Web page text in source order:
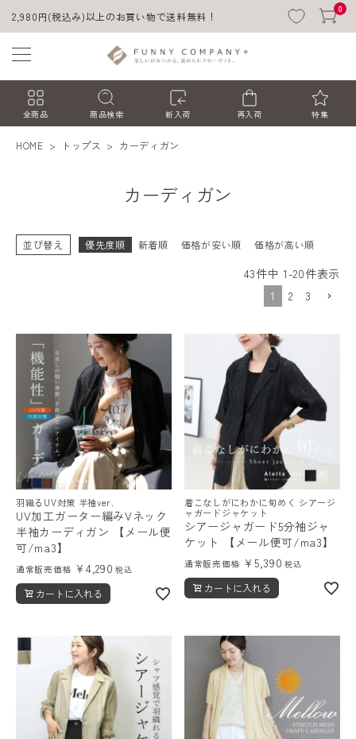
2,980円(税込み)以上のお買い物で送料無料！
0
全商品 商品検索 新入荷 再入荷 特集
ログイン
レディーストップス
レディースボトムス
ファッション雑貨
ご利用ガイド
HOME トップス カーディガン
カーディガン
並び替え 優先度順 新着順 価格が安い順 価格が高い順
43件中 1 -20件表示
1
2 3
羽織るUV対策 半袖ver.
UV加工ガーター編みVネック
半袖カーディガン 【メール便
可/ma3】
通常販売価格 ¥ 4,290 税込
カートに入れる
着こなしがにわかに旬めく シアージ
ャガードジャケット
シアージャガード5分袖ジャ
ケット 【メール便可/ma3】
通常販売価格 ¥ 5,390 税込
カートに入れる